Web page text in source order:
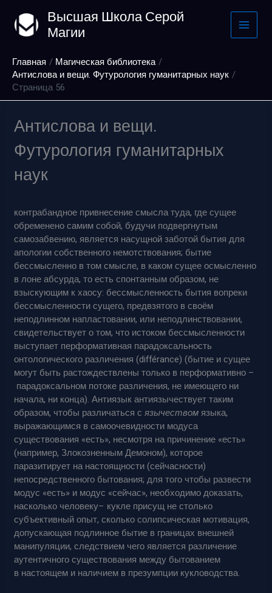
содержимому
Высшая Школа Серой
Магии
Главная
Магическая библиотека
Антислова и вещи. Футурология гуманитарных наук
Страница 56
Антислова и вещи.
Футурология гуманитарных
наук
контрабандное привнесение смысла туда, где сущее
обременено самим собой, будучи подвергнутым
самозабвению, является насущной заботой бытия для
апологии собственного немотствования; бытие
бессмысленно в том смысле, в каком сущее осмысленно
в лоне абсурда, то есть спонтанным образом, не
взыскующим к хаосу: бессмысленность бытия вопреки
бессмысленности сущего, предвзятого в своём
неподлинном напластовании, или неподлинствовании,
свидетельствует о том, что истоком бессмысленности
выступает перформативная парадоксальность
онтологического различения (différance) (бытие и сущее
могут быть растождествлены только в перформативно –
парадоксальном потоке различения, не имеющего ни
начала, ни конца). Антиязык антиязычествует таким
образом, чтобы различаться сязычествомязыка,
выражающимся в самоочевидности модуса
существования «есть», несмотря на причинение «есть»
(например, Злокозненным Демоном), которое
паразитирует на настоящности (сейчасности)
непосредственного бытования; для того чтобы развести
модус «есть» и модус «сейчас», необходимо доказать,
насколько человеку– кукле присущ не столько
субъективный опыт, сколько солипсическая мотивация,
допускающая подлинное бытие в границах внешней
манипуляции, следствием чего является различение
аутентичного существования между бытованием
в настоящем и наличием в презумпции кукловодства.